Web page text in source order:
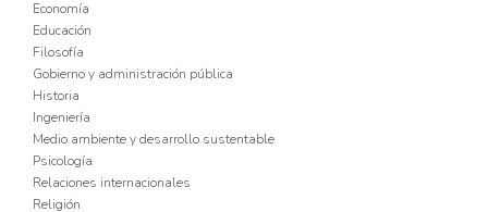
Economía
Educación
Filosofía
Gobierno y administración pública
Historia
Ingeniería
Medio ambiente y desarrollo sustentable
Psicología
Relaciones internacionales
Religión